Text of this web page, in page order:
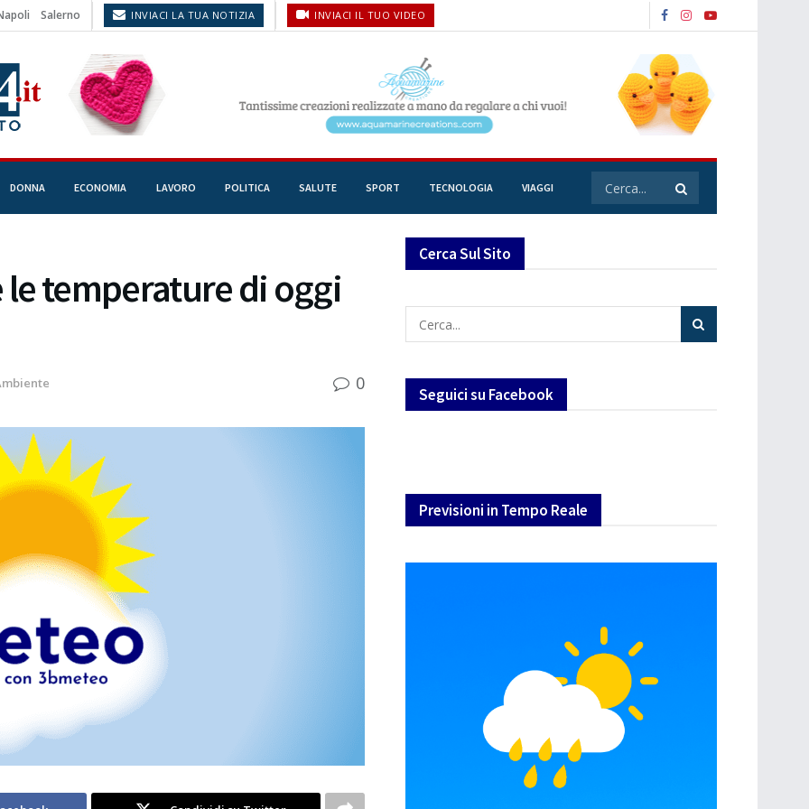
Salerno INVIACI LA TUA NOTIZIA INVIACI IL TUO VIDEO
DONNA ECONOMIA LAVORO POLITICA SALUTE SPORT TECNOLOGIA VIAGGI
le temperature di oggi
0
Cerca Sul Sito
Seguici su Facebook
Previsioni in Tempo Reale